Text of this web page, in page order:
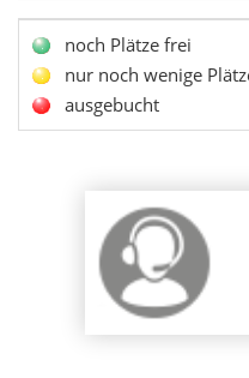
noch Plätze frei
nur noch wenige
ausgebucht